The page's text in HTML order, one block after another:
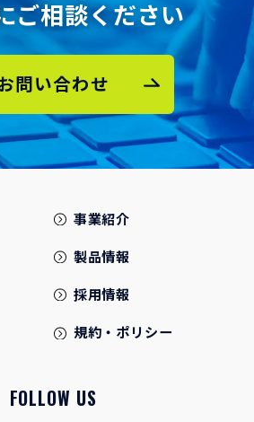
ご相談ください
問い合わせ
事業紹介
製品情報
採用情報
規約・ポリシー
FOLLOW US